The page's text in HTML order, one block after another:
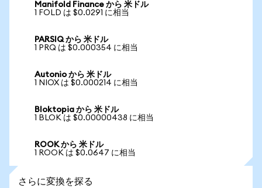
Manifold Finance から 米ドル
1 FOLD は $0.0291 に相当
PARSIQ から 米ドル
1 PRQ は $0.000354 に相当
Autonio から 米ドル
1 NIOX は $0.000214 に相当
Bloktopia から 米ドル
1 BLOK は $0.00000438 に相当
ROOK から 米ドル
1 ROOK は $0.0647 に相当
さらに変換を探る